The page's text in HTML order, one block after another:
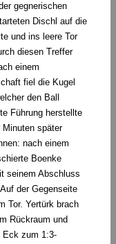
gegnerischen
Dischl auf die
und ins leere Tor
diesen Treffer
einem
fiel die Kugel
den Ball
Führung herstellte
später
nach einem
Boenke
seinem Abschluss
der Gegenseite
Tor. Yertürk brach
Rückraum und
Eck zum 1:3-